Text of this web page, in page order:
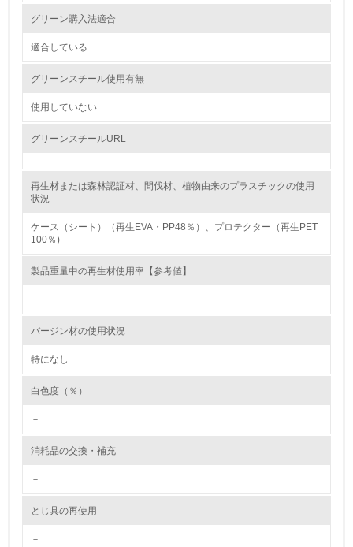
環境対応の責任体制を定めている
環境問題に関する従業員教育を行っている
自社に関係する主要な環境法規制を把握し、順守している
レベル2
環境取り組み体制と成果を定期的に検証して次の活動に活
境対策を理解し、実践している
環境活動に関する規格やプログラムを導入している
2.環境への取り組み
グリーン購入法適合
適合している
グリーンスチール使用有無
使用していない
グリーンスチールURL
再生材または森林認証材、間伐材、植物由来のプラスチックの使用
状況
ケース（シート）（再生EVA・PP48％）、プロテクター（再生PET
100％)
製品重量中の再生材使用率【参考値】
－
バージン材の使用状況
特になし
白色度（％）
－
消耗品の交換・補充
－
とじ具の再使用
－